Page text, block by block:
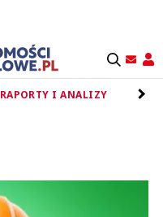
RAPORTY I ANALIZY